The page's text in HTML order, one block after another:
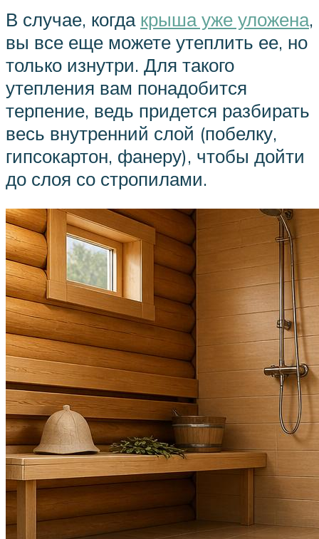
В случае, когда крыша уже уложена,
вы все еще можете утеплить ее, но
только изнутри. Для такого
утепления вам понадобится
терпение, ведь придется разбирать
весь внутренний слой (побелку,
гипсокартон, фанеру), чтобы дойти
до слоя со стропилами.